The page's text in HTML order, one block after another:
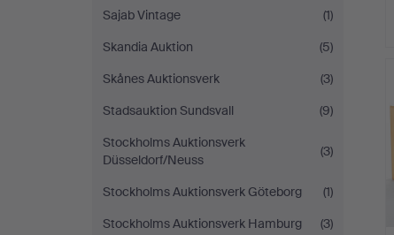
Sajab Vintage
(1)
Skandia Auktion
(5)
Skånes Auktionsverk
(3)
Stadsauktion Sundsvall
(9)
Stockholms Auktionsverk
Düsseldorf/Neuss
(3)
Stockholms Auktionsverk Göteborg
(1)
Stockholms Auktionsverk Hamburg
(3)